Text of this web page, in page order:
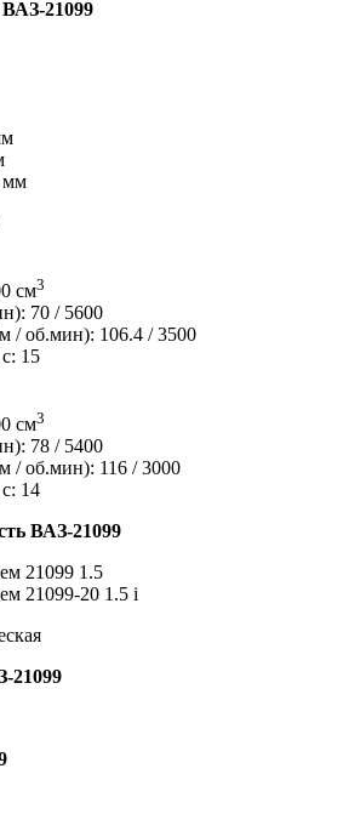
21099
мм
см3
70 / 5600
/ об.мин): 106.4 / 3500
15
см3
78 / 5400
/ об.мин): 116 / 3000
14
ВАЗ-21099
21099 1.5
21099-20 1.5 i
21099